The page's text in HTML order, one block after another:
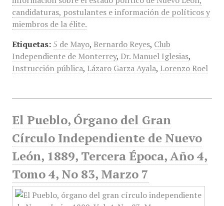
candidaturas, postulantes e información de políticos y
miembros de la élite.
Etiquetas: 5 de Mayo, Bernardo Reyes, Club
Independiente de Monterrey, Dr. Manuel Iglesias,
Instrucción pública, Lázaro Garza Ayala, Lorenzo Roel
El Pueblo, Órgano del Gran
Círculo Independiente de Nuevo
León, 1889, Tercera Época, Año 4,
Tomo 4, No 83, Marzo 7